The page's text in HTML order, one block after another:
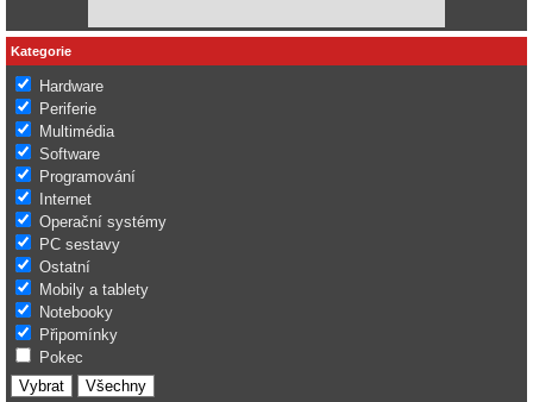
Kategorie
Hardware
Periferie
Multimédia
Software
Programování
Internet
Operační systémy
PC sestavy
Ostatní
Mobily a tablety
Notebooky
Připomínky
Pokec